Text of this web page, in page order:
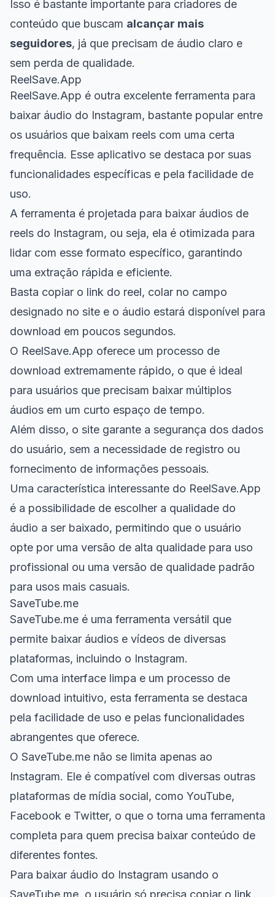
Isso é bastante importante para criadores de
conteúdo que buscam alcançar mais
seguidores, já que precisam de áudio claro e
sem perda de qualidade.
ReelSave.App
ReelSave.App é outra excelente ferramenta para
baixar áudio do Instagram, bastante popular entre
os usuários que baixam reels com uma certa
frequência. Esse aplicativo se destaca por suas
funcionalidades específicas e pela facilidade de
uso.
A ferramenta é projetada para baixar áudios de
reels do Instagram, ou seja, ela é otimizada para
lidar com esse formato específico, garantindo
uma extração rápida e eficiente.
Basta copiar o link do reel, colar no campo
designado no site e o áudio estará disponível para
download em poucos segundos.
O ReelSave.App oferece um processo de
download extremamente rápido, o que é ideal
para usuários que precisam baixar múltiplos
áudios em um curto espaço de tempo.
Além disso, o site garante a segurança dos dados
do usuário, sem a necessidade de registro ou
fornecimento de informações pessoais.
Uma característica interessante do ReelSave.App
é a possibilidade de escolher a qualidade do
áudio a ser baixado, permitindo que o usuário
opte por uma versão de alta qualidade para uso
profissional ou uma versão de qualidade padrão
para usos mais casuais.
SaveTube.me
SaveTube.me é uma ferramenta versátil que
permite baixar áudios e vídeos de diversas
plataformas, incluindo o Instagram.
Com uma interface limpa e um processo de
download intuitivo, esta ferramenta se destaca
pela facilidade de uso e pelas funcionalidades
abrangentes que oferece.
O SaveTube.me não se limita apenas ao
Instagram. Ele é compatível com diversas outras
plataformas de mídia social, como YouTube,
Facebook e Twitter, o que o torna uma ferramenta
completa para quem precisa baixar conteúdo de
diferentes fontes.
Para baixar áudio do Instagram usando o
SaveTube.me, o usuário só precisa copiar o link